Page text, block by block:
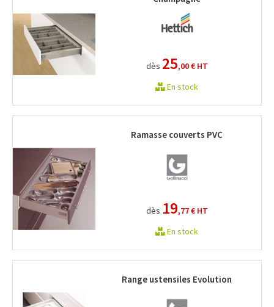
dès 25,00 €HT
En stock
Ramasse couverts PVC
dès 19,77 €HT
En stock
Range ustensiles Evolution